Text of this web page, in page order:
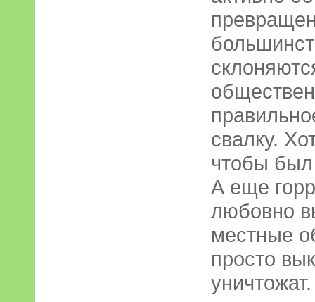
свалку.
чтобы был
А еще
любовно
местные
просто
уничтожат.